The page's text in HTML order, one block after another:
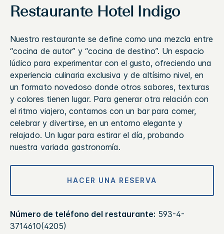
Restaurante Hotel Indigo
Nuestro restaurante se define como una mezcla entre
“cocina de autor” y “cocina de destino”. Un espacio
lúdico para experimentar con el gusto, ofreciendo una
experiencia culinaria exclusiva y de altísimo nivel, en
un formato novedoso donde otros sabores, texturas
y colores tienen lugar. Para generar otra relación con
el ritmo viajero, contamos con un bar para comer,
celebrar y divertirse, en un entorno elegante y
relajado. Un lugar para estirar el día, probando
nuestra variada gastronomía.
HACER UNA RESERVA
Número de teléfono del restaurante: 593-4-
3714610(4205)